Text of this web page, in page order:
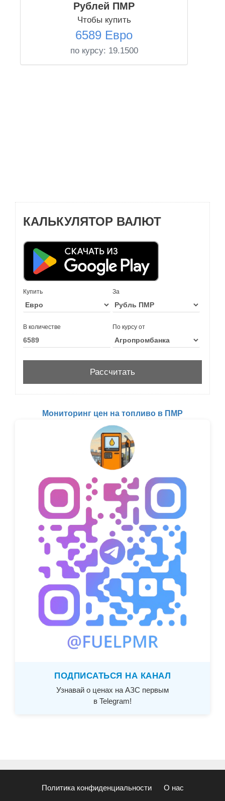
Рублей ПМР
Чтобы купить
6589 Евро
по курсу: 19.1500
КАЛЬКУЛЯТОР ВАЛЮТ
Купить За
В количестве По курсу от
Мониторинг цен на топливо в ПМР
ПОДПИСАТЬСЯ НА КАНАЛ
Узнавай о ценах на АЗС первым
в Telegram!
Политика конфиденциальности О нас